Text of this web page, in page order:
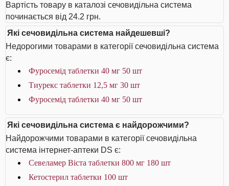
Вартість товару в каталозі сечовидільна система
починається від 24.2 грн.
Які сечовидільна система найдешевші?
Недорогими товарами в категорії сечовидільна система
є:
Фуросемід таблетки 40 мг 50 шт
Тиурекс таблетки 12,5 мг 30 шт
Фуросемід таблетки 40 мг 50 шт
Які сечовидільна система є найдорожчими?
Найдорожчими товарами в категорії сечовидільна
система інтернет-аптеки DS є:
Севеламер Віста таблетки 800 мг 180 шт
Кетостерил таблетки 100 шт